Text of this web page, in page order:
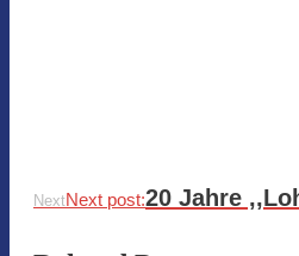
NextNext post:20 Jahre